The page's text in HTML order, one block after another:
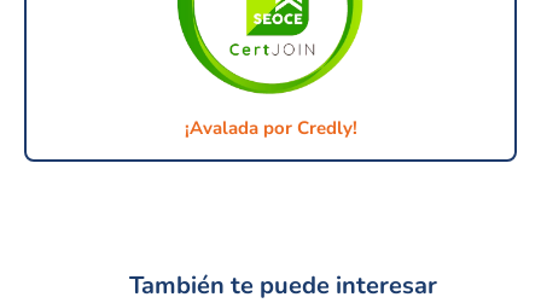
¡Avalada por Credly!
También te puede interesar